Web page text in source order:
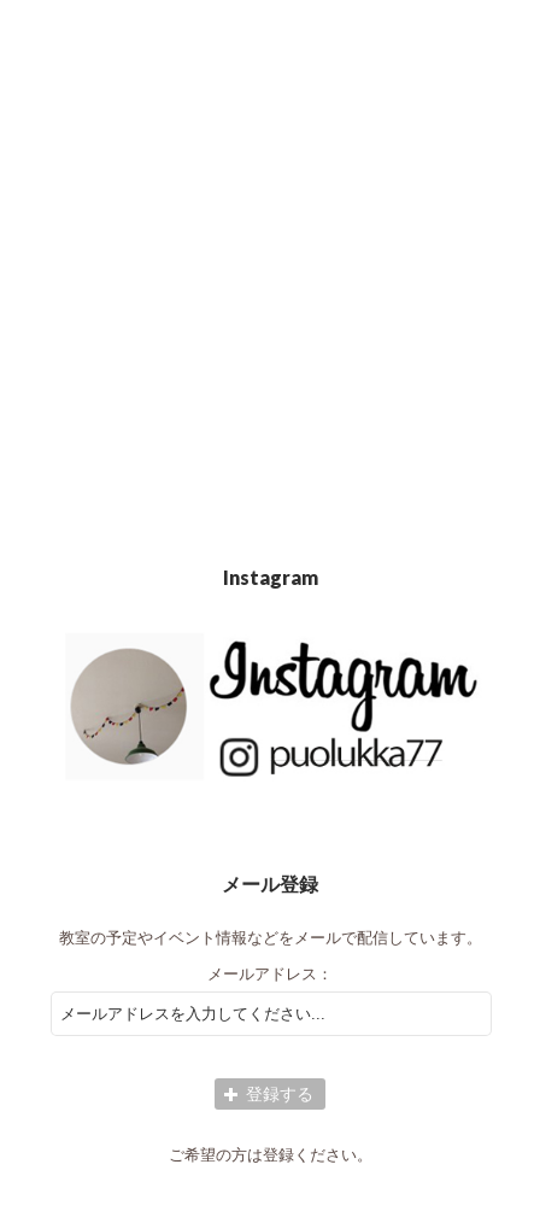
Instagram
メール登録
教室の予定やイベント情報などをメールで配信しています。
メールアドレス：
ご希望の方は登録ください。